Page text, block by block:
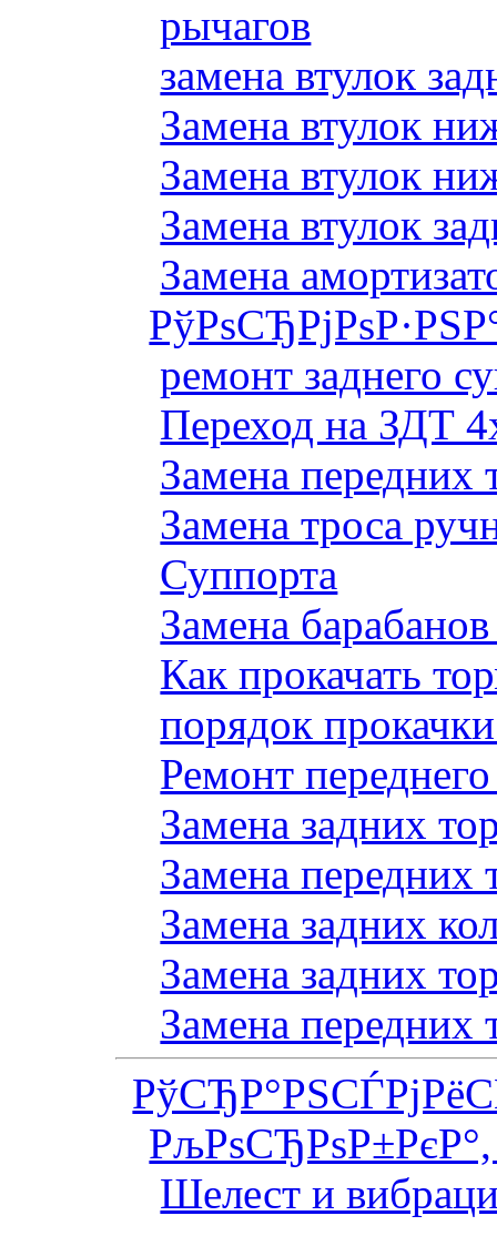
рычагов
замена втулок
Замена втулок
Замена втулок
Замена втулок
Замена
ремонт заднего
Переход на ЗДТ
Замена передних
Замена троса
Суппорта
Замена
Как прокачать
порядок
Ремонт
Замена задних
Замена передних
Замена задних
Замена задних
Замена передних
Шелест и